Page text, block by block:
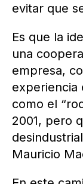
evitar que
Es que la
una
empresa,
experiencia
como el
2001, pero
Mauricio